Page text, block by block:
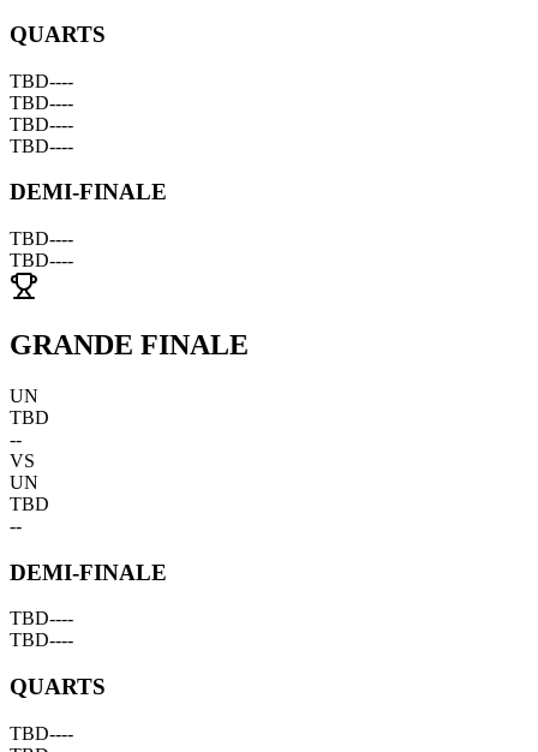
QUARTS
TBD----
TBD----
TBD----
TBD----
DEMI-FINALE
TBD----
TBD----
GRANDE FINALE
UN
TBD
--
VS
UN
TBD
--
DEMI-FINALE
TBD----
TBD----
QUARTS
TBD----